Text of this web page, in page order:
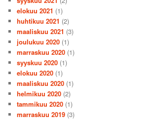
elokuu 2021 (1)
huhtikuu 2021 (2)
maaliskuu 2021 (3)
joulukuu 2020 (1)
marraskuu 2020 (1)
syyskuu 2020 (1)
elokuu 2020 (1)
maaliskuu 2020 (1)
helmikuu 2020 (2)
tammikuu 2020 (1)
marraskuu 2019 (3)